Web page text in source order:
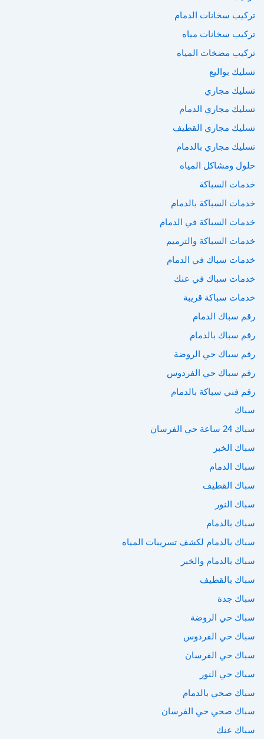
تركيب سخانات الدمام
تركيب سخانات مياه
تركيب مضخات المياه
تسليك بواليع
تسليك مجاري
تسليك مجاري الدمام
تسليك مجاري القطيف
تسليك مجاري بالدمام
حلول ومشاكل المياه
خدمات السباكة
خدمات السباكة بالدمام
خدمات السباكة في الدمام
خدمات السباكة والترميم
خدمات سباك في الدمام
خدمات سباك في عنك
خدمات سباكة قريبة
رقم سباك الدمام
رقم سباك بالدمام
رقم سباك حي الروضة
رقم سباك حي الفردوس
رقم فني سباكة بالدمام
سباك
سباك 24 ساعة حي الفرسان
سباك الخبر
سباك الدمام
سباك القطيف
سباك النور
سباك بالدمام
سباك بالدمام لكشف تسريبات المياه
سباك بالدمام والخبر
سباك بالقطيف
سباك جدة
سباك حي الروضة
سباك حي الفردوس
سباك حي الفرسان
سباك حي النور
سباك صحي بالدمام
سباك صحي حي الفرسان
سباك عنك